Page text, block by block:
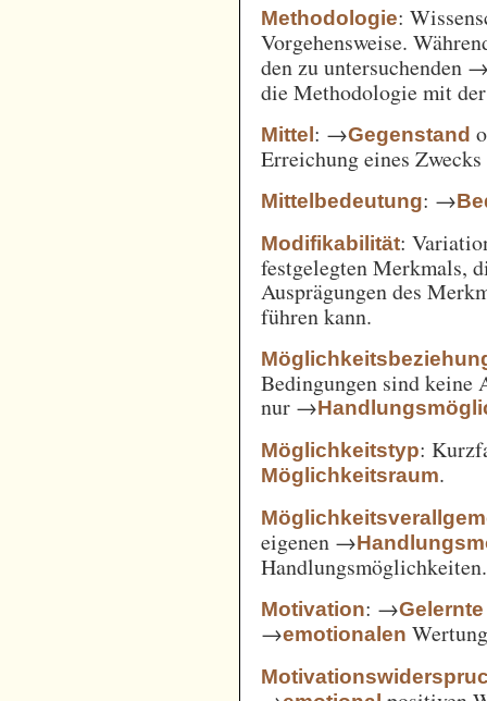
Methodologie:
Vorgehensweise.
den zu untersuchenden
die Methodologie mit
Mittel: →Gegenstand
Erreichung eines
Mittelbedeutung: →
Modifikabilität:
festgelegten Merkmals,
Ausprägungen des
führen kann.
Bedingungen sind keine
nur →
Möglichkeitstyp:
Möglichkeitsraum.
eigenen →
Handlungsmöglichkeiten.
Motivation: →Gelernte
→emotionalen